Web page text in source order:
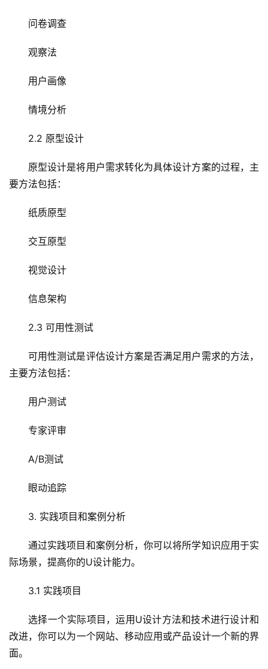
技
站
运
x
问卷调查
观察法
用户画像
情境分析
2.2 原型设计
原型设计是将用户需求转化为具体设计方案的过程，主
要方法包括：
纸质原型
交互原型
视觉设计
信息架构
2.3 可用性测试
可用性测试是评估设计方案是否满足用户需求的方法，
主要方法包括：
用户测试
专家评审
A/B测试
眼动追踪
3. 实践项目和案例分析
通过实践项目和案例分析，你可以将所学知识应用于实
际场景，提高你的U设计能力。
3.1 实践项目
选择一个实际项目，运用U设计方法和技术进行设计和
改进，你可以为一个网站、移动应用或产品设计一个新的界
面。